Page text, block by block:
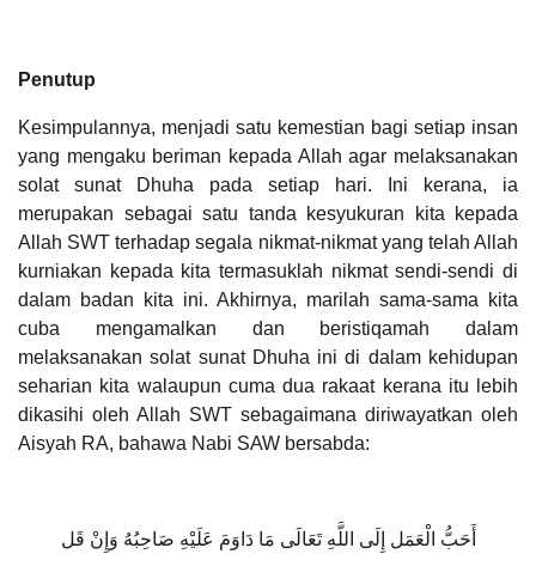
Penutup
Kesimpulannya, menjadi satu kemestian bagi setiap insan
yang mengaku beriman kepada Allah agar melaksanakan
solat sunat Dhuha pada setiap hari. Ini kerana, ia
merupakan sebagai satu tanda kesyukuran kita kepada
Allah SWT terhadap segala nikmat-nikmat yang telah Allah
kurniakan kepada kita termasuklah nikmat sendi-sendi di
dalam badan kita ini. Akhirnya, marilah sama-sama kita
cuba mengamalkan dan beristiqamah dalam
melaksanakan solat sunat Dhuha ini di dalam kehidupan
seharian kita walaupun cuma dua rakaat kerana itu lebih
dikasihi oleh Allah SWT sebagaimana diriwayatkan oleh
Aisyah RA, bahawa Nabi SAW bersabda:
أَحَبُّ الْعَمَل إِلَى اللَّهِ تَعَالَى مَا دَاوَمَ عَلَيْهِ صَاحِبُهُ وَإِنْ قَل